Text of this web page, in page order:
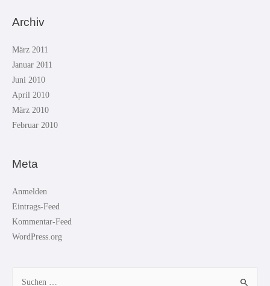
Archiv
März 2011
Januar 2011
Juni 2010
April 2010
März 2010
Februar 2010
Meta
Anmelden
Eintrags-Feed
Kommentar-Feed
WordPress.org